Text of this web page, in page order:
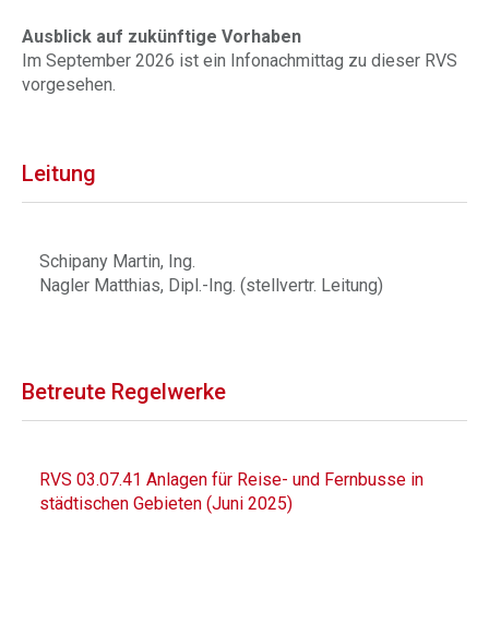
Ausblick auf zukünftige Vorhaben
Im September 2026 ist ein Infonachmittag zu dieser RVS
vorgesehen.
Leitung
Schipany Martin, Ing.
Nagler Matthias, Dipl.-Ing. (stellvertr. Leitung)
Betreute Regelwerke
RVS 03.07.41 Anlagen für Reise- und Fernbusse in
städtischen Gebieten (Juni 2025)